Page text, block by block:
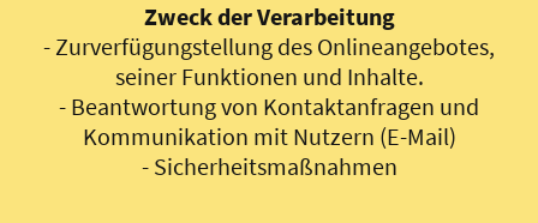
Zweck der Verarbeitung
- Zurverfügungstellung des Onlineangebotes,
seiner Funktionen und Inhalte.
- Beantwortung von Kontaktanfragen und
Kommunikation mit Nutzern (E-Mail)
- Sicherheitsmaßnahmen